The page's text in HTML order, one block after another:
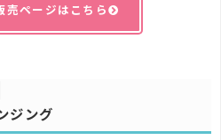
売ページはこちら
ジング